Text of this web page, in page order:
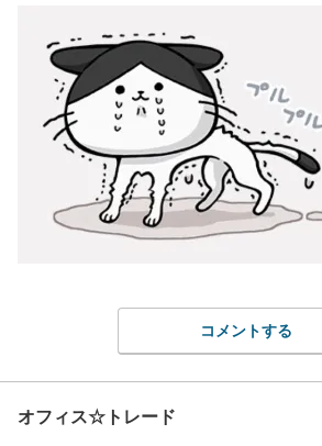
コメントする
オフィス☆トレード